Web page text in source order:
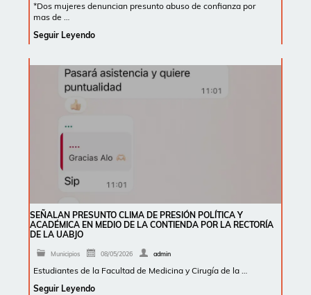
*Dos mujeres denuncian presunto abuso de confianza por
mas de …
Seguir Leyendo
SEÑALAN PRESUNTO CLIMA DE PRESIÓN POLÍTICA Y
ACADÉMICA EN MEDIO DE LA CONTIENDA POR LA RECTORÍA
DE LA UABJO
Municipios 08/05/2026 admin
Estudiantes de la Facultad de Medicina y Cirugía de la …
Seguir Leyendo